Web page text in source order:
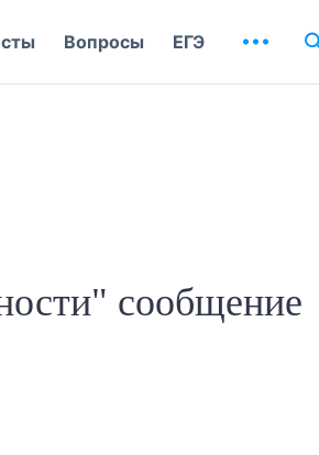
сообщение
Вопросы ЕГЭ